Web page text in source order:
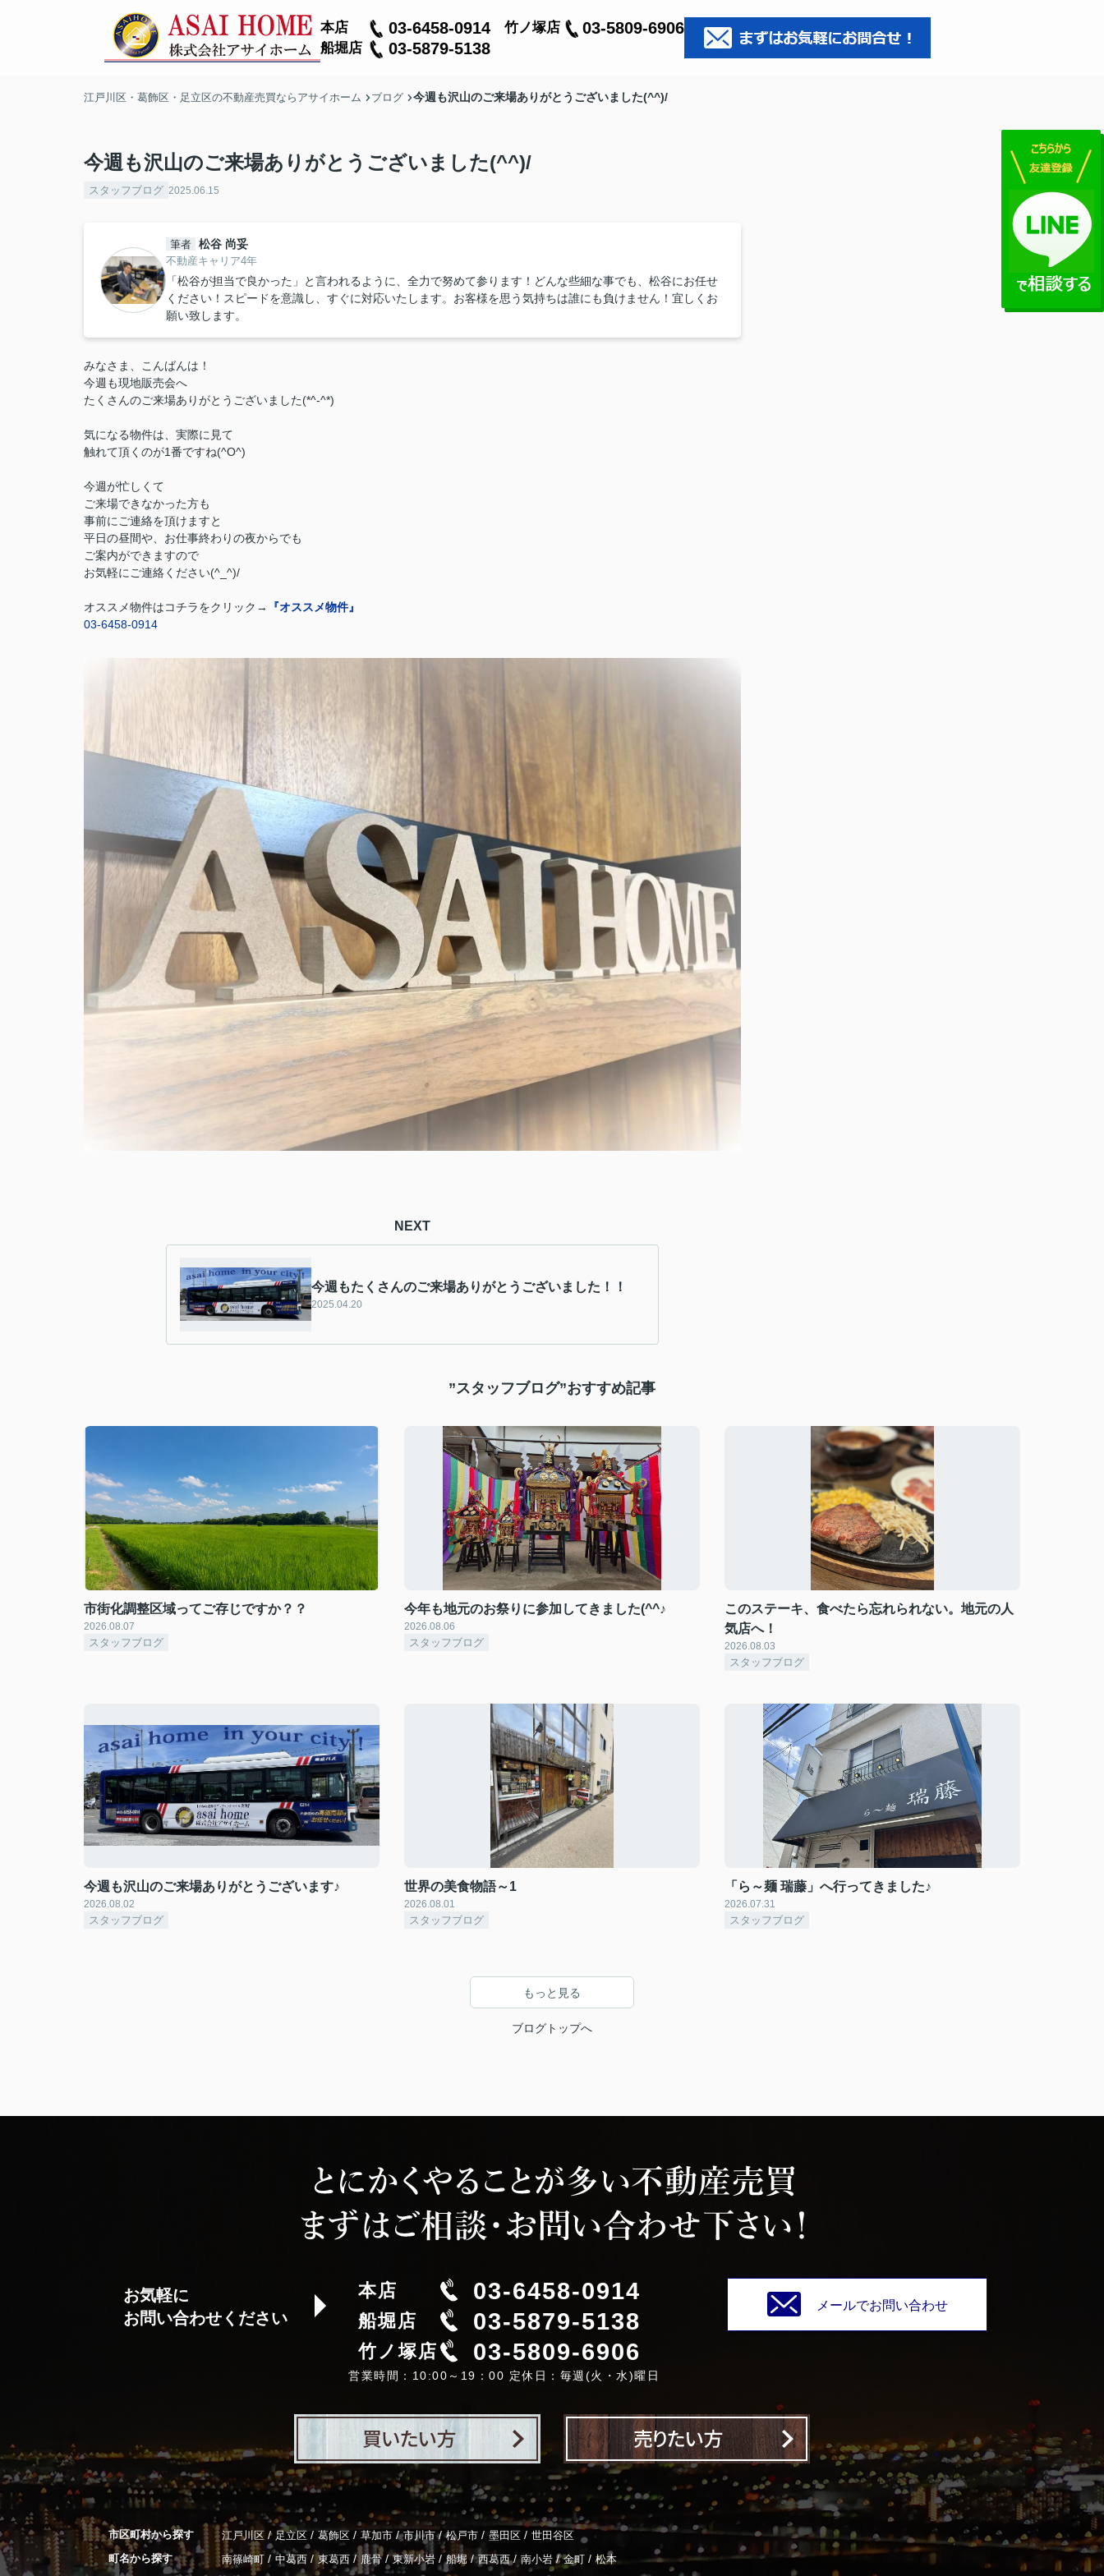
本店 03-6458-0914 竹ノ塚店 03-5809-6906
船堀店 03-5879-5138
江戸川区・葛飾区・足立区の不動産売買ならアサイホーム ブログ 今週も沢山のご来場ありがとうございました(^^)/
今週も沢山のご来場ありがとうございました(^^)/
スタッフブログ 2025.06.15
筆者 松谷 尚妥
不動産キャリア4年
「松谷が担当で良かった」と言われるように、全力で努めて参ります！どんな些細な事でも、松谷にお任せ
ください！スピードを意識し、すぐに対応いたします。お客様を思う気持ちは誰にも負けません！宜しくお
願い致します。
みなさま、こんばんは！
今週も現地販売会へ
たくさんのご来場ありがとうございました(*^-^*)
気になる物件は、実際に見て
触れて頂くのが1番ですね(^O^)
今週が忙しくて
ご来場できなかった方も
事前にご連絡を頂けますと
平日の昼間や、お仕事終わりの夜からでも
ご案内ができますので
お気軽にご連絡ください(^_^)/
オススメ物件はコチラをクリック→
『オススメ物件』
03-6458-0914
NEXT
今週もたくさんのご来場ありがとうございました！！
2025.04.20
”スタッフブログ”おすすめ記事
市街化調整区域ってご存じですか？？
2026.08.07
スタッフブログ
今年も地元のお祭りに参加してきました(^^♪
2026.08.06
スタッフブログ
このステーキ、食べたら忘れられない。地元の人
気店へ！
2026.08.03
スタッフブログ
今週も沢山のご来場ありがとうございます♪
2026.08.02
スタッフブログ
世界の美食物語～1
2026.08.01
スタッフブログ
「ら～麺 瑞藤」へ行ってきました♪
2026.07.31
スタッフブログ
もっと見る
ブログトップへ
お気軽に
お問い合わせください
本店 03-6458-0914
船堀店 03-5879-5138
竹ノ塚店 03-5809-6906
営業時間：10:00～19：00 定休日：毎週(火・水)曜日
メールでお問い合わせ
市区町村から探す 江戸川区 / 足立区 / 葛飾区 / 草加市 / 市川市 / 松戸市 / 墨田区 / 世田谷区
町名から探す
南篠崎町 / 中葛西 / 東葛西 / 鹿骨 / 東新小岩 / 船堀 / 西葛西 / 南小岩 / 金町 / 松本